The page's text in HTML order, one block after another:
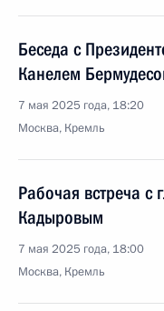
Беседа с
Канелем
7 мая 2025 года, 18:20
Москва, Кремль
Рабочая встреча
Кадыровым
7 мая 2025 года, 18:00
Москва, Кремль